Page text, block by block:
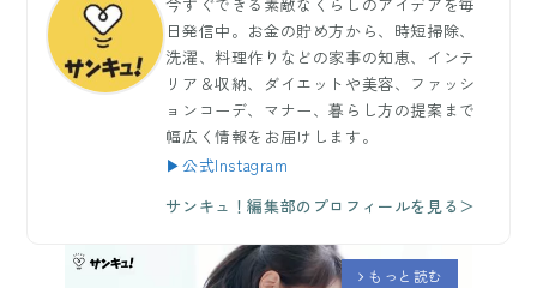
今すぐできる素敵なくらしのアイデアを毎
日発信中。お金の貯め方から、時短掃除、
洗濯、料理作りなどの家事の知恵、インテ
リア＆収納、ダイエットや美容、ファッシ
ョンコーデ、マナー、暮らし方の提案まで
幅広く情報をお届けします。
▶公式Instagram
サンキュ！編集部のプロフィールを見る＞
arrow_forward_ios もっと読む